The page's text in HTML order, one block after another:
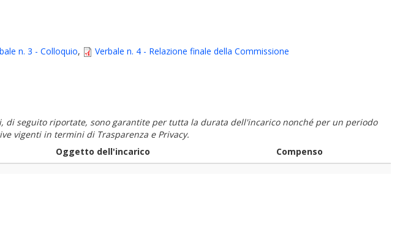
n. 3 - Colloquio,
Verbale n. 4 - Relazione finale della Commissione
seguito riportate, sono garantite per tutta la durata dell'incarico nonché per un periodo
vigenti in termini di Trasparenza e Privacy.
Oggetto dell'incarico Compenso